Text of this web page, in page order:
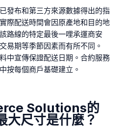
發布和第三方來源數據得出的指
際配送時間會因原產地和目的地
路線的特定最後一哩承運商安
易期等季節因素而有所不同。
中宣傳保證配送日期。合約服務
按每個商戶基礎建立。
Solutions的
大尺寸是什麼？